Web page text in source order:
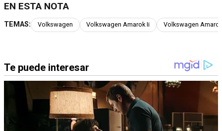
EN ESTA NOTA
TEMAS: Volkswagen Volkswagen Amarok Ii Volkswagen